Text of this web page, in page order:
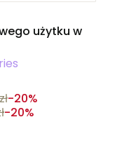
użytku w
-20%
-20%